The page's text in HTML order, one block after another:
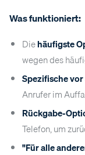
Was funktioniert:
Diehäufigste
wegen des
Spezifische
Anrufer im
Rückgabe-
Telefon, um
"Für alle